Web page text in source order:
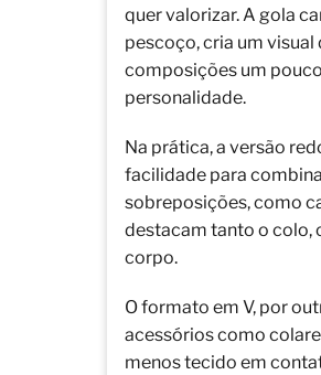
quer valorizar. A gola
pescoço, cria um
composições um
personalidade.
Na prática, a versão
facilidade para
sobreposições, como
destacam tanto o colo,
corpo.
O formato em V, por
acessórios como
menos tecido em